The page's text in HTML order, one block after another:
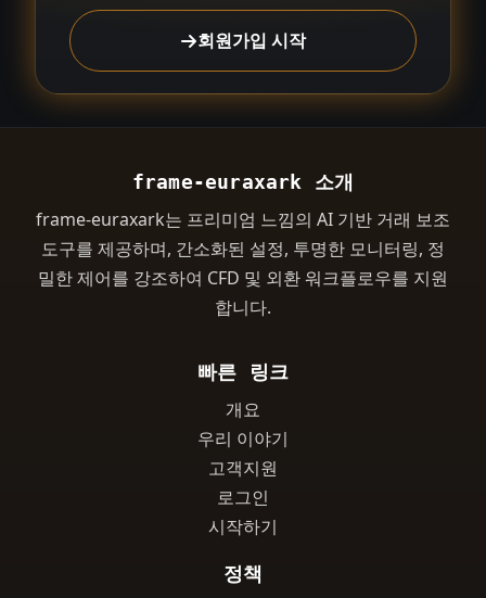
회원가입 시작
frame-euraxark 소개
frame-euraxark는 프리미엄 느낌의 AI 기반 거래 보조
도구를 제공하며, 간소화된 설정, 투명한 모니터링, 정
밀한 제어를 강조하여 CFD 및 외환 워크플로우를 지원
합니다.
빠른 링크
개요
우리 이야기
고객지원
로그인
시작하기
정책